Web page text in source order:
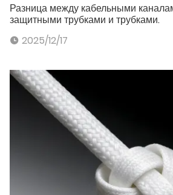
Разница между кабельными
защитными трубками и трубками.
2025/12/17